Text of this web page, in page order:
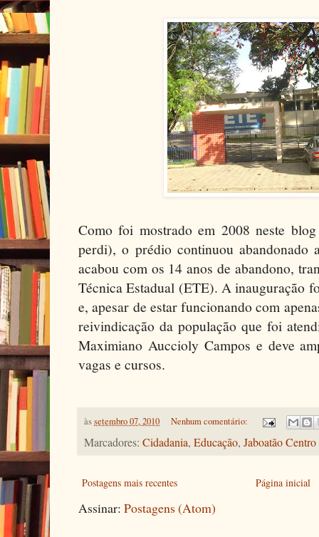
Como foi mostrado em 2008 neste
perdi), o prédio continuou abandonado
acabou com os 14 anos de abandono,
Técnica Estadual (ETE). A inauguração
e, apesar de estar funcionando com
reivindicação da população que foi
Maximiano Auccioly Campos e deve
vagas e cursos.
àssetembro 07, 2010 Nenhum comentário:
Marcadores: Cidadania, Educação, Jaboatão Centro
Postagens mais recentes Página inicial
Assinar: Postagens (Atom)